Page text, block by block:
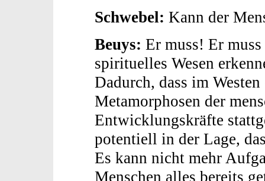
Schwebel: Kann der
Beuys: Er muss! Er
spirituelles Wesen
Dadurch, dass im
Metamorphosen der
Entwicklungskräfte
potentiell in der Lage,
Es kann nicht mehr
Menschen alles bereits